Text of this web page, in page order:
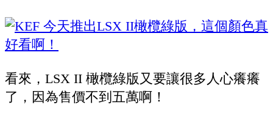
看來，LSX II 橄欖綠版又要讓很多人心癢癢
了，因為售價不到五萬啊！